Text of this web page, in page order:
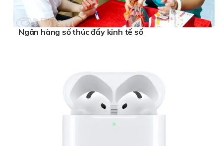
Ngân hàng số thúc đẩy kinh tế số